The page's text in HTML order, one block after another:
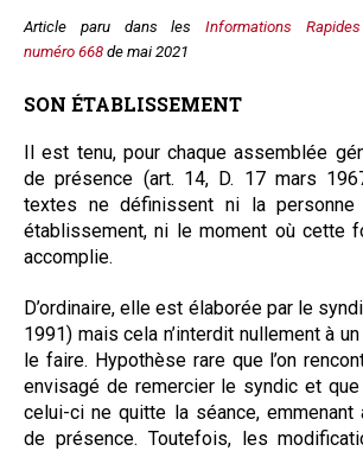
Article paru dans les Informations
numéro 668 de mai 2021
SON ÉTABLISSEMENT
Il est tenu, pour chaque assemblée
de présence (art. 14, D. 17 mars
textes ne définissent ni la personne
établissement, ni le moment où cette
accomplie.
D’ordinaire, elle est élaborée par le
1991) mais cela n’interdit nullement à
le faire. Hypothèse rare que l’on
envisagé de remercier le syndic et que
celui-ci ne quitte la séance,
de présence. Toutefois, les